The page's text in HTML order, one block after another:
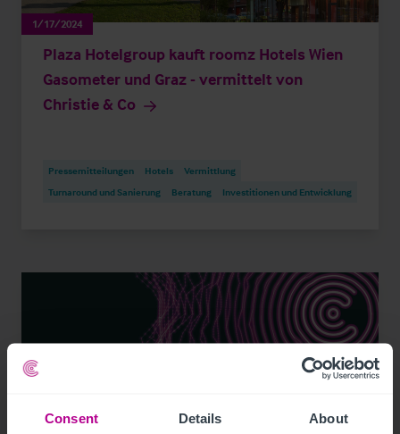
Consent Details About
1/17/2024
Plaza Hotelgroup kauft roomz Hotels Wien
Gasometer und Graz - vermittelt von
Christie & Co
Pressemitteilungen Hotels
Vermittlung
Turnaround und Sanierung
Beratung Investitionen und Entwicklung